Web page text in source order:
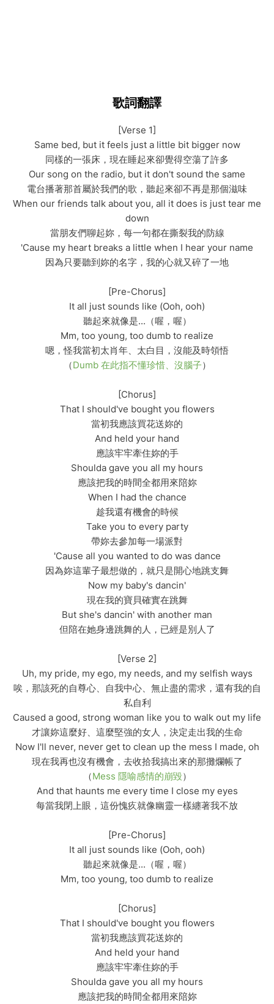
歌詞翻譯
[Verse 1]
Same bed, but it feels just a little bit bigger now
同樣的一張床，現在睡起來卻覺得空蕩了許多
Our song on the radio, but it don't sound the same
電台播著那首屬於我們的歌，聽起來卻不再是那個滋味
When our friends talk about you, all it does is just tear me
down
當朋友們聊起妳，每一句都在撕裂我的防線
'Cause my heart breaks a little when I hear your name
因為只要聽到妳的名字，我的心就又碎了一地
[Pre-Chorus]
It all just sounds like (Ooh, ooh)
聽起來就像是...（喔，喔）
Mm, too young, too dumb to realize
嗯，怪我當初太肖年、太白目，沒能及時領悟
（Dumb 在此指不懂珍惜、沒腦子）
[Chorus]
That I should've bought you flowers
當初我應該買花送妳的
And held your hand
應該牢牢牽住妳的手
Shoulda gave you all my hours
應該把我的時間全都用來陪妳
When I had the chance
趁我還有機會的時候
Take you to every party
帶妳去參加每一場派對
'Cause all you wanted to do was dance
因為妳這輩子最想做的，就只是開心地跳支舞
Now my baby's dancin'
現在我的寶貝確實在跳舞
But she's dancin' with another man
但陪在她身邊跳舞的人，已經是別人了
[Verse 2]
Uh, my pride, my ego, my needs, and my selfish ways
唉，那該死的自尊心、自我中心、無止盡的需求，還有我的自
私自利
Caused a good, strong woman like you to walk out my life
才讓妳這麼好、這麼堅強的女人，決定走出我的生命
Now I'll never, never get to clean up the mess I made, oh
現在我再也沒有機會，去收拾我搞出來的那攤爛帳了
（Mess 隱喻感情的崩毀）
And that haunts me every time I close my eyes
每當我閉上眼，這份愧疚就像幽靈一樣纏著我不放
[Pre-Chorus]
It all just sounds like (Ooh, ooh)
聽起來就像是...（喔，喔）
Mm, too young, too dumb to realize
[Chorus]
That I should've bought you flowers
當初我應該買花送妳的
And held your hand
應該牢牢牽住妳的手
Shoulda gave you all my hours
應該把我的時間全都用來陪妳